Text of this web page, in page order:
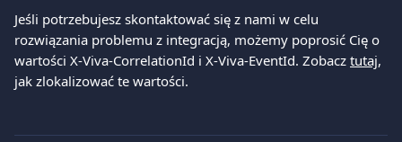
Jeśli potrzebujesz skontaktować się z nami w celu
rozwiązania problemu z integracją, możemy poprosić Cię o
wartości X-Viva-CorrelationId i X-Viva-EventId. Zobacz tutaj,
jak zlokalizować te wartości.